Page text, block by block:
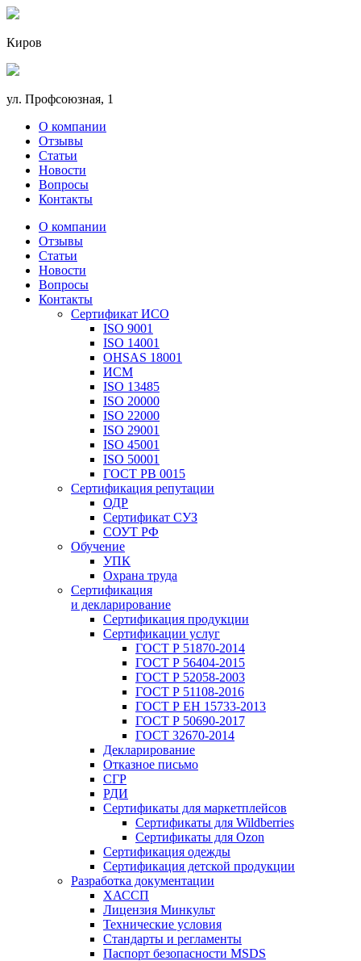
Киров
ул. Профсоюзная, 1
О компании
Отзывы
Статьи
Новости
Вопросы
Контакты
О компании
Отзывы
Статьи
Новости
Вопросы
Контакты
Сертификат ИСО
ISO 9001
ISO 14001
OHSAS 18001
ИСМ
ISO 13485
ISO 20000
ISO 22000
ISO 29001
ISO 45001
ISO 50001
ГОСТ РВ 0015
Сертификация репутации
ОДР
Сертификат СУЗ
СОУТ РФ
Обучение
УПК
Охрана труда
Сертификация
и декларирование
Сертификация продукции
Сертификации услуг
ГОСТ Р 51870-2014
ГОСТ Р 56404-2015
ГОСТ Р 52058-2003
ГОСТ Р 51108-2016
ГОСТ Р ЕН 15733-2013
ГОСТ Р 50690-2017
ГОСТ 32670-2014
Декларирование
Отказное письмо
СГР
РДИ
Сертификаты для маркетплейсов
Сертификаты для Wildberries
Сертификаты для Ozon
Сертификация одежды
Сертификация детской продукции
Разработка документации
ХАССП
Лицензия Минкульт
Технические условия
Стандарты и регламенты
Паспорт безопасности MSDS